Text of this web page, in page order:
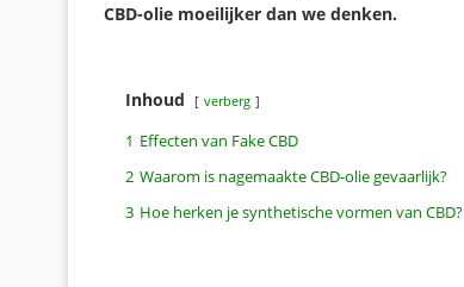
CBD-olie moeilijker dan we denken.
Inhoud verberg
1 Effecten van Fake CBD
2 Waarom is nagemaakte CBD-olie gevaarlijk?
3 Hoe herken je synthetische vormen van CBD?